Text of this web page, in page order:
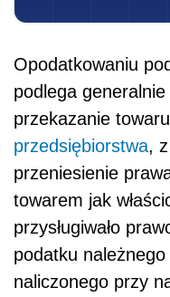
Opodatkowaniu
podlega
przekazanie
przedsiębiorstwa,
przeniesienie
towarem jak
przysługiwało
podatku
naliczonego przy